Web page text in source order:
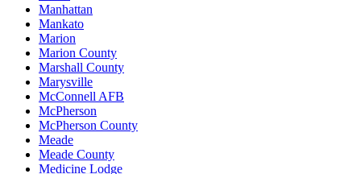
Manhattan
Mankato
Marion
Marion County
Marshall County
Marysville
McConnell AFB
McPherson
McPherson County
Meade
Meade County
Medicine Lodge